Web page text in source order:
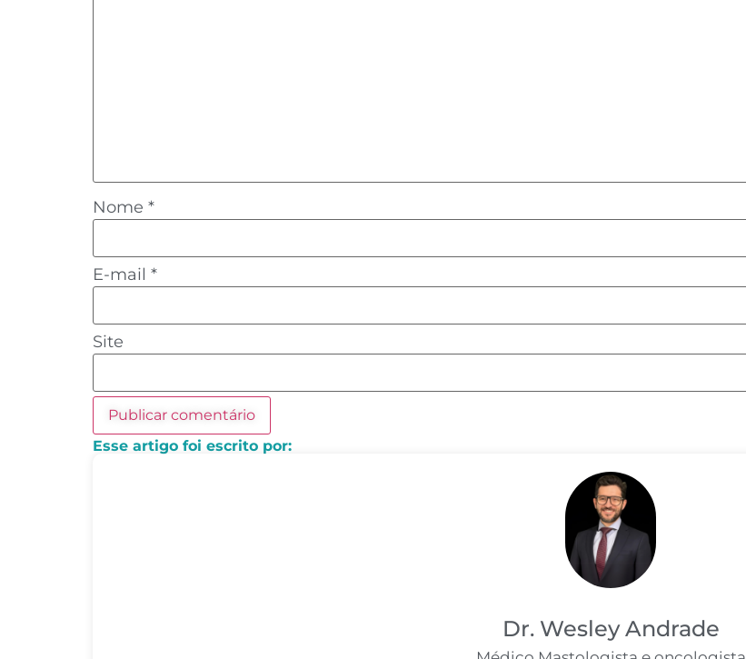
Nome *
E-mail *
Site
Esse artigo foi escrito por:
Dr. Wesley Andrade